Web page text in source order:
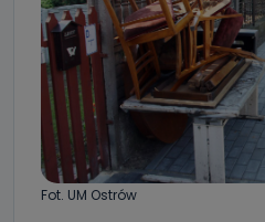
Fot. UM Ostrów